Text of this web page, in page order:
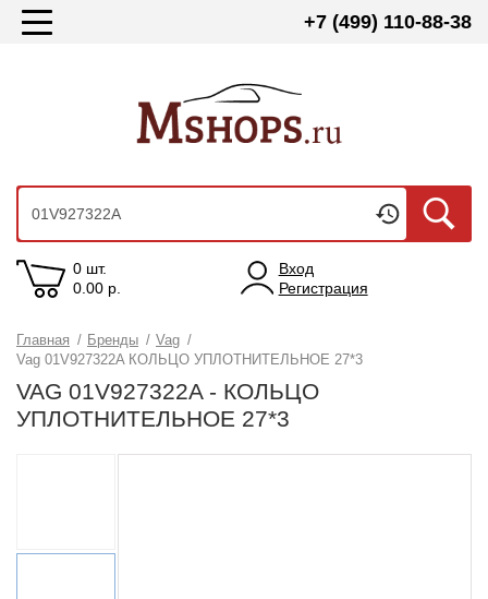
+7 (499) 110-88-38
0 шт.
0.00 р.
Вход
Регистрация
Главная / Бренды / Vag /
Vag 01V927322A КОЛЬЦО УПЛОТНИТЕЛЬНОЕ 27*3
VAG 01V927322A - КОЛЬЦО
УПЛОТНИТЕЛЬНОЕ 27*3